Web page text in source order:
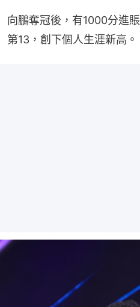
向鵬奪冠後，有1000分進
第13，創下個人生涯新高。